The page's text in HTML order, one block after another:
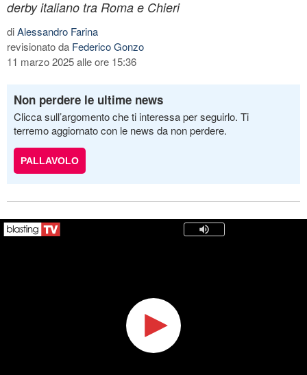
derby italiano tra Roma e Chieri
diAlessandro Farina
revisionato da Federico Gonzo
11 marzo 2025 alle ore 15:36
Non perdere le ultime news
Clicca sull’argomento che ti interessa per seguirlo. Ti
terremo aggiornato con le news da non perdere.
PALLAVOLO